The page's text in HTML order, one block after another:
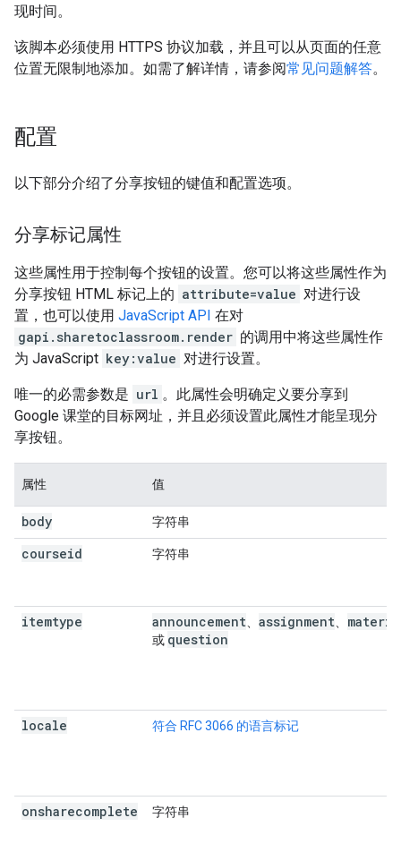
现时间。
该脚本必须使用 HTTPS 协议加载，并且可以从页面的任意
位置无限制地添加。如需了解详情，请参阅常见问题解答。
配置
以下部分介绍了分享按钮的键值和配置选项。
分享标记属性
这些属性用于控制每个按钮的设置。您可以将这些属性作为
分享按钮 HTML 标记上的 attribute=value 对进行设
置，也可以使用 JavaScript API 在对
gapi.sharetoclassroom.render 的调用中将这些属性作
为 JavaScript key:value 对进行设置。
唯一的必需参数是 url 。此属性会明确定义要分享到
Google 课堂的目标网址，并且必须设置此属性才能呈现分
享按钮。
属性 值
body 字符串
courseid 字符串
itemtype announcement assignment
或 question
locale 符合 RFC 3066 的语言标记
onsharecomplete 字符串